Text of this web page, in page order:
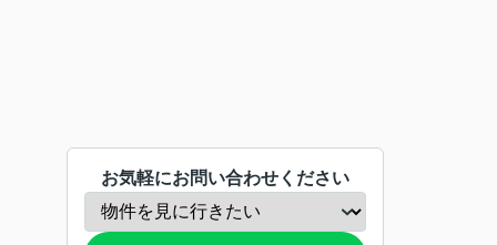
お気軽にお問い合わせください